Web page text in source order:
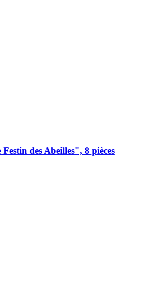
des Abeilles", 8 pièces